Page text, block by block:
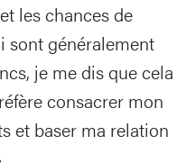
les chances de
sont généralement
je me dis que cela
consacrer mon
et baser ma relation